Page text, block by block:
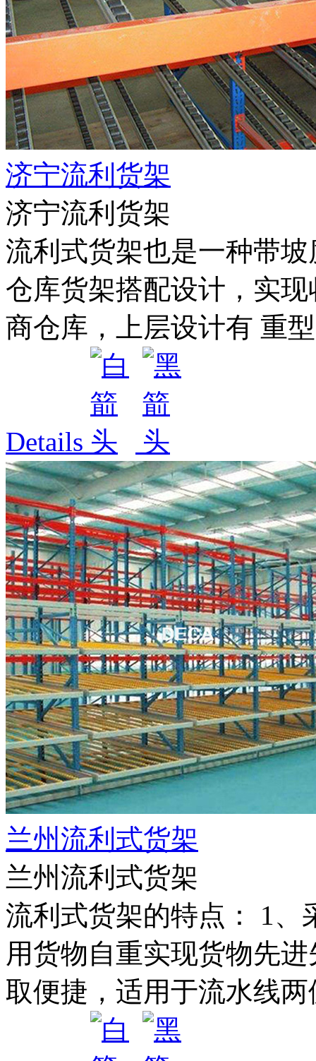
济宁流利货架
济宁流利货架
流利式货架也是一种带
仓库货架搭配设计，实
商仓库，上层设计有 重
Details
兰州流利式货架
兰州流利式货架
流利式货架的特点： 1、
用货物自重实现货物先
取便捷，适用于流水线